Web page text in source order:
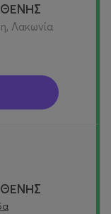
Λακωνία